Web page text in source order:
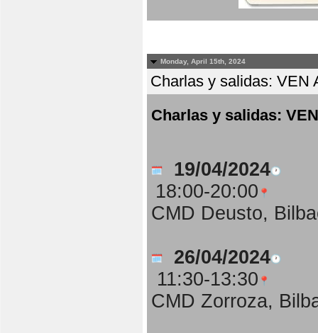
Monday, April 15th, 2024
Charlas y salidas: VEN
Charlas y salidas:
19/04/2024
18:00-20:00
CMD Deusto,
26/04/2024
11:30-13:30
CMD Zorroza,